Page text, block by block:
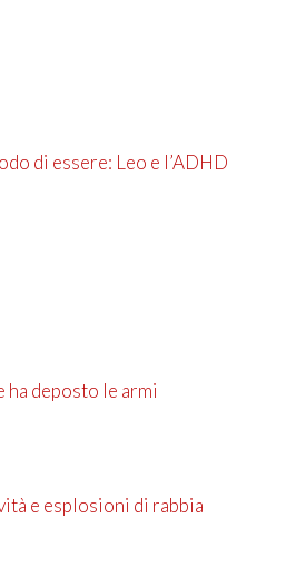
di essere: Leo e l’ADHD
ha deposto le armi
e esplosioni di rabbia